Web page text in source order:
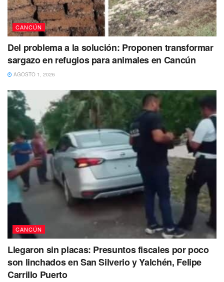
El joven se encontraba en un local de la colonia irregular
Tres Reyes ubicada al final de la Avenida José López
Portillo rumbo a la carretera que va a Mérida.
La víctima habría sido identificado como Santiago “N”,
quien recibió múltiples disparos que lo llevarían a perder la
vida.
Aunque se pidió el auxilio de unidades de emergencia al
momento de su arribo el joven ya había fallecido.
Del sicario no se supo más luego de que huyera del lugar
del ataque.
Ante lo ocurrido se solicitó la presencia policiaca, quién
implementó un operativo de búsqueda sin éxito alguno
como en ocasiones anteriores.
#FichaRoja
𝙇𝙤𝙨 ‘𝙥𝙖𝙧𝙘𝙚𝙧𝙤𝙨’ 𝙞𝙣𝙩𝙚𝙣𝙩𝙖𝙧𝙤𝙣 𝙙𝙖𝙧𝙨𝙚 𝙖
𝙡𝙖 𝙛𝙪𝙜𝙖 𝙥𝙚𝙧𝙤 𝙡𝙤𝙜𝙧𝙖𝙧𝙤𝙣 𝙘𝙚𝙧𝙧𝙖𝙧𝙡𝙚𝙨 𝙚𝙡
𝙥𝙖𝙨𝙤
#Comenta#Comparte
#cancunhttps://t.co/1Z0pFcmJhR
pic.twitter.com/wHZEuhgkNG
CANCÚN
Del problema a la solución: Proponen transformar
sargazo en refugios para animales en Cancún
AGOSTO 1, 2026
CANCÚN
Llegaron sin placas: Presuntos fiscales por poco
son linchados en San Silverio y Yalchén, Felipe
Carrillo Puerto